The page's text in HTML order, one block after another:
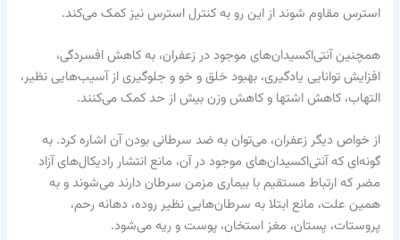
استرس مقاوم شوند از این رو به کنترل استرس نیز کمک می‌کند.
همچنین آنتی‌اکسیدان‌های موجود در زعفران، به کاهش افسردگی،
افزایش توانایی یادگیری، بهبود خلق و خو و جلوگیری از آسیب‌هایی نظیر،
التهاب، کاهش اشتها و کاهش وزن بیش از حد کمک می‌کنند.
از خواص دیگر زعفران، می‌توان به ضد سرطانی بودن آن اشاره کرد. به
گونه‌ای که آنتی‌اکسیدان‌های موجود در آن، مانع انتشار رادیکال‌های آزاد
مضر که ارتباط مستقیم با بیماری مزمن سرطان دارند می‌شوند و به
همین علت، مانع ابتلا به سرطان‌هایی نظیر روده، دهانه رحم،
پروستات، پستان، مغز استخان، پوست و ریه می‌شود.